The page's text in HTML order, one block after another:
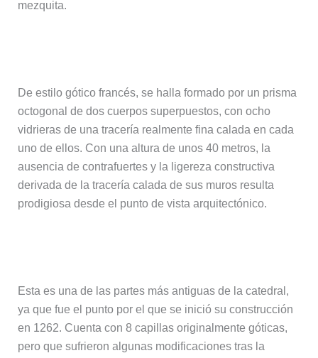
mezquita.
De estilo gótico francés, se halla formado por un prisma
octogonal de dos cuerpos superpuestos, con ocho
vidrieras de una tracería realmente fina calada en cada
uno de ellos. Con una altura de unos 40 metros, la
ausencia de contrafuertes y la ligereza constructiva
derivada de la tracería calada de sus muros resulta
prodigiosa desde el punto de vista arquitectónico.
Esta es una de las partes más antiguas de la catedral,
ya que fue el punto por el que se inició su construcción
en 1262. Cuenta con 8 capillas originalmente góticas,
pero que sufrieron algunas modificaciones tras la